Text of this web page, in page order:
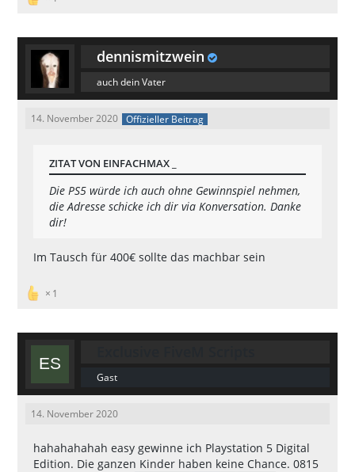
dennismitzwein
auch dein Vater
14. November 2020 Offizieller Beitrag
ZITAT VON EINFACHMAX _
Die PS5 würde ich auch ohne Gewinnspiel nehmen,
die Adresse schicke ich dir via Konversation. Danke
dir!
Im Tausch für 400€ sollte das machbar sein
1
Gast
14. November 2020
hahahahahah easy gewinne ich Playstation 5 Digital
Edition. Die ganzen Kinder haben keine Chance. 0815